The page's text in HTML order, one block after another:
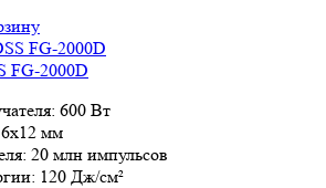
FG-2000D
600 Вт
мм
20 млн импульсов
120 Дж/см²